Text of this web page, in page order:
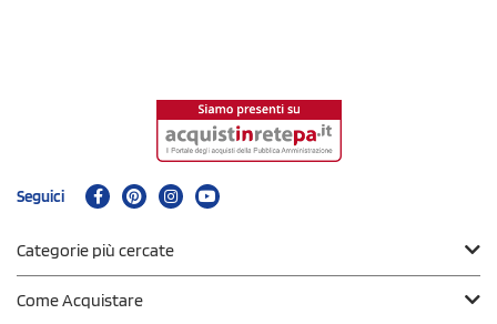
Seguici
Categorie più cercate
Come Acquistare